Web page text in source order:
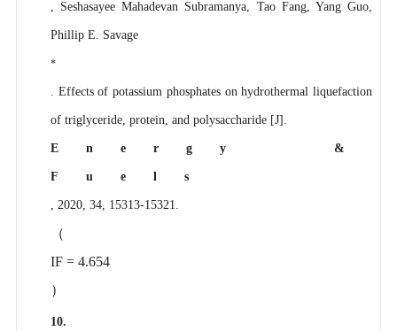
, Seshasayee Mahadevan Subramanya, Tao Fang, Yang Guo,
Phillip E. Savage
*
. Effects of potassium phosphates on hydrothermal liquefaction
of triglyceride, protein, and polysaccharide [J].
Energy &
Fuels
, 2020, 34, 15313-15321.
（
IF = 4.654
）
10.